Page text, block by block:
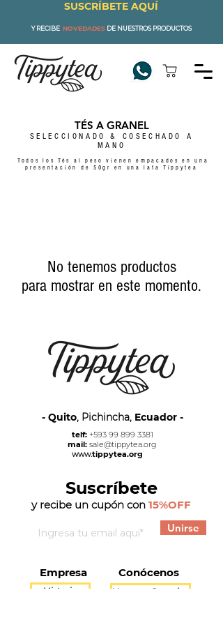
Y RECIBE NOVEDADES DE NUESTROS PRODUCTOS
SUSCRÍBETE AQUÍ
TÉS A GRANEL
SELECCIONADO & COSECHADO A
MANO
Todos los Tés al peso vienen empacados en una
presentación
de 50gr en una lata Tippytea
No tenemos productos
para mostrar en este momento.
- Quito, Pichincha,Ecuador -
telf: +593 99 899 3381
mail: sale@tippytea.org
www.tippytea.org
Suscríbete
y recibe un cupón con 15%OFF
Unirse
Empresa
Historia
Conócenos
Nuestra Cosecha